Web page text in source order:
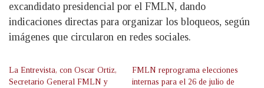
excandidato presidencial por el FMLN, dando
indicaciones directas para organizar los bloqueos, según
imágenes que circularon en redes sociales.
La Entrevista, con Oscar Ortiz,
Secretario General FMLN y
FMLN reprograma elecciones
internas para el 26 de julio de